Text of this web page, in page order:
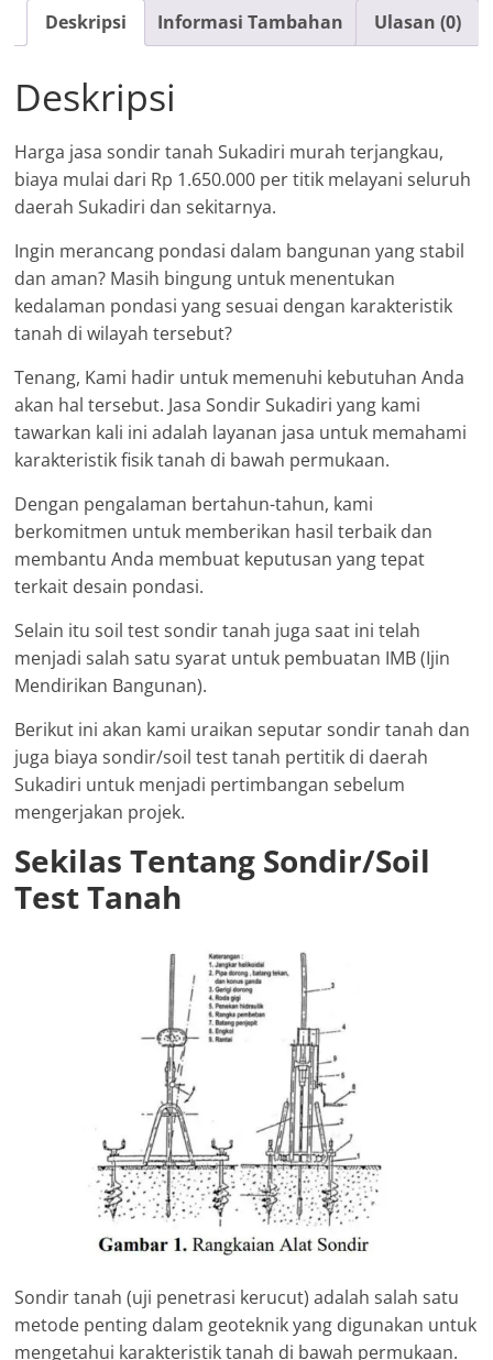
Deskripsi Informasi Tambahan Ulasan (0)
Deskripsi
Harga jasa sondir tanah Sukadiri murah terjangkau,
biaya mulai dari Rp 1.650.000 per titik melayani seluruh
daerah Sukadiri dan sekitarnya.
Ingin merancang pondasi dalam bangunan yang stabil
dan aman? Masih bingung untuk menentukan
kedalaman pondasi yang sesuai dengan karakteristik
tanah di wilayah tersebut?
Tenang, Kami hadir untuk memenuhi kebutuhan Anda
akan hal tersebut. Jasa Sondir Sukadiri yang kami
tawarkan kali ini adalah layanan jasa untuk memahami
karakteristik fisik tanah di bawah permukaan.
Dengan pengalaman bertahun-tahun, kami
berkomitmen untuk memberikan hasil terbaik dan
membantu Anda membuat keputusan yang tepat
terkait desain pondasi.
Selain itu soil test sondir tanah juga saat ini telah
menjadi salah satu syarat untuk pembuatan IMB (Ijin
Mendirikan Bangunan).
Berikut ini akan kami uraikan seputar sondir tanah dan
juga biaya sondir/soil test tanah pertitik di daerah
Sukadiri untuk menjadi pertimbangan sebelum
mengerjakan projek.
Sekilas Tentang Sondir/Soil
Test Tanah
Sondir tanah (uji penetrasi kerucut) adalah salah satu
metode penting dalam geoteknik yang digunakan untuk
mengetahui karakteristik tanah di bawah permukaan.